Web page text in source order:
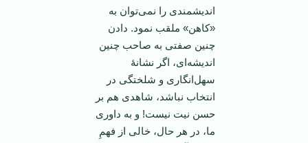
اندیشمندی را نمی‌توان به
«کاهن» ملقب نمود. دادن
چنین صفتی به صاحب چنین
اندیشه‌ای، اگر نشانۀ
سهل‌انگاری و شلختگی در
انتخاب نباشد، شاهدی هم بر
حسن نیت نیست! و به داوری
ما، در هر حال، خالی از فهمِ